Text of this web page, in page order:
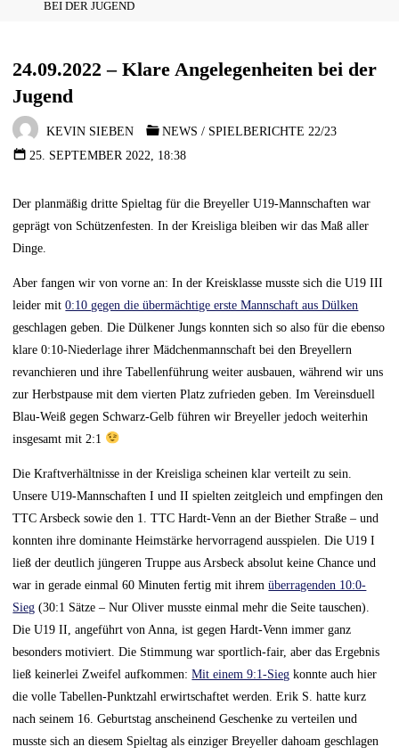
BEI DER JUGEND
24.09.2022 – Klare Angelegenheiten bei der
Jugend
KEVIN SIEBEN NEWS / SPIELBERICHTE 22/23
25. SEPTEMBER 2022, 18:38
Der planmäßig dritte Spieltag für die Breyeller U19-Mannschaften war
geprägt von Schützenfesten. In der Kreisliga bleiben wir das Maß aller
Dinge.
Aber fangen wir von vorne an: In der Kreisklasse musste sich die U19 III
leider mit0:10 gegen die übermächtige erste Mannschaft aus Dülken
geschlagen geben. Die Dülkener Jungs konnten sich so also für die ebenso
klare 0:10-Niederlage ihrer Mädchenmannschaft bei den Breyellern
revanchieren und ihre Tabellenführung weiter ausbauen, während wir uns
zur Herbstpause mit dem vierten Platz zufrieden geben. Im Vereinsduell
Blau-Weiß gegen Schwarz-Gelb führen wir Breyeller jedoch weiterhin
insgesamt mit 2:1
Die Kraftverhältnisse in der Kreisliga scheinen klar verteilt zu sein.
Unsere U19-Mannschaften I und II spielten zeitgleich und empfingen den
TTC Arsbeck sowie den 1. TTC Hardt-Venn an der Biether Straße – und
konnten ihre dominante Heimstärke hervorragend ausspielen. Die U19 I
ließ der deutlich jüngeren Truppe aus Arsbeck absolut keine Chance und
war in gerade einmal 60 Minuten fertig mit ihremüberragenden 10:0-
Sieg (30:1 Sätze – Nur Oliver musste einmal mehr die Seite tauschen).
Die U19 II, angeführt von Anna, ist gegen Hardt-Venn immer ganz
besonders motiviert. Die Stimmung war sportlich-fair, aber das Ergebnis
ließ keinerlei Zweifel aufkommen:Mit einem 9:1-Sieg konnte auch hier
die volle Tabellen-Punktzahl erwirtschaftet werden. Erik S. hatte kurz
nach seinem 16. Geburtstag anscheinend Geschenke zu verteilen und
musste sich an diesem Spieltag als einziger Breyeller dahoam geschlagen